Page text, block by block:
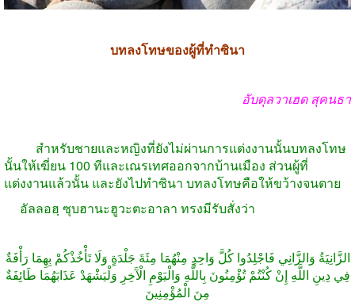
บทลงโทษของผู้ที่ทำซินา
อับดุลวาเฮด สุคนธา
สำหรับชายและหญิงที่ยังไม่ผ่านการแต่งงานนั้นบทลงโทษ
นั้นให้เฆี่ยน 100 ทีและเณรเทศออกจากบ้านเมือง ส่วนผู้ที่
แต่งงานแล้วนั้น และยังไปทำซินา บทลงโทษคือให้ขว้างจนตาย
อัลลอฮฺ ซุบฮานะฮูวะตะอาลา ทรงมีรับสั่งว่า
الزَّانِيَةُ وَالزَّانِي فَاجْلِدُوا كُلَّ وَاحِدٍ مِنْهُمَا مِئَةَ جَلْدَةٍ وَلَا تَأْخُذْكُمْ بِهِمَا رَأْفَةٌ
فِي دِينِ اللَّهِ إِنْ كُنْتُمْ تُؤْمِنُونَ بِاللَّهِ وَالْيَوْمِ الْآَخِرِ وَلْيَشْهَدْ عَذَابَهُمَا طَائِفَةٌ
مِنَ الْمُؤْمِنِينَ